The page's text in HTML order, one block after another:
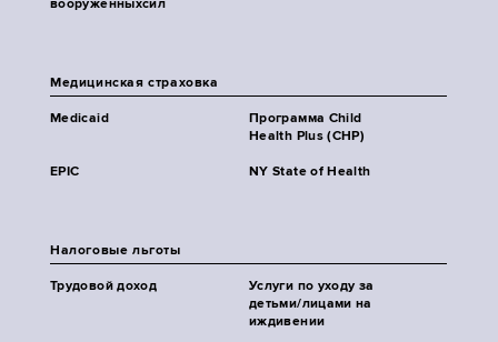
вооруженныхсил
Медицинская страховка
Medicaid
Программа Child
Health Plus (CHP)
EPIC NY State of Health
Налоговые льготы
Трудовой доход
Услуги по уходу за
детьми/лицами на
иждивении